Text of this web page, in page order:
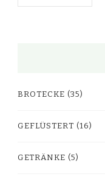
BROTECKE (35)
GEFLÜSTERT (16)
GETRÄNKE (5)